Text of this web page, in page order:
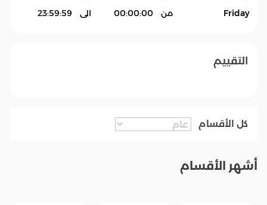
Friday
من 00:00:00 الى 23:59:59
التقييم
كل الأقسام
أشهر الأقسام